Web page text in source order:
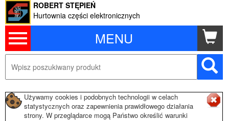
MENU
ROBERT STĘPIEŃ
Hurtownia części elektronicznych
Używamy cookies i podobnych technologii w celach
statystycznych oraz zapewnienia prawidłowego działania
strony. W przeglądarce mogą Państwo określić warunki